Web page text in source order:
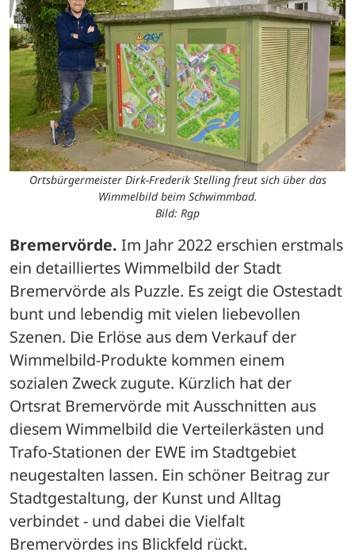
Ortsbürgermeister Dirk-Frederik Stelling freut sich über das
Wimmelbild beim Schwimmbad.
Bild: Rgp
Bremervörde. Im Jahr 2022 erschien erstmals
ein detailliertes Wimmelbild der Stadt
Bremervörde als Puzzle. Es zeigt die Ostestadt
bunt und lebendig mit vielen liebevollen
Szenen. Die Erlöse aus dem Verkauf der
Wimmelbild-Produkte kommen einem
sozialen Zweck zugute. Kürzlich hat der
Ortsrat Bremervörde mit Ausschnitten aus
diesem Wimmelbild die Verteilerkästen und
Trafo-Stationen der EWE im Stadtgebiet
neugestalten lassen. Ein schöner Beitrag zur
Stadtgestaltung, der Kunst und Alltag
verbindet - und dabei die Vielfalt
Bremervördes ins Blickfeld rückt.